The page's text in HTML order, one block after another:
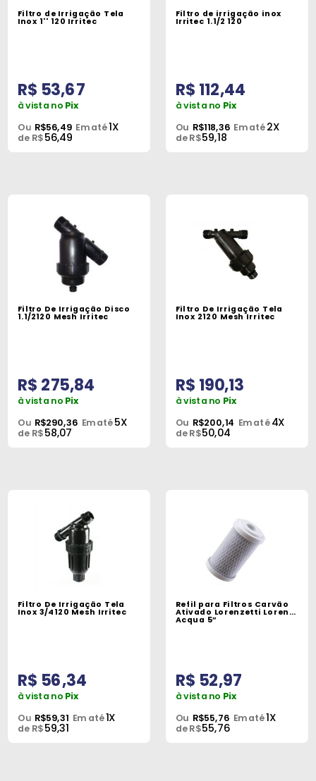
Filtro de Irrigação Tela
Inox 1'' 120 Irritec
R$ 53,67
à vista no Pix
Ou R$56,49 Em até1X
de R$56,49
Filtro de irrigação inox
Irritec 1.1/2 120
R$ 112,44
à vista no Pix
Ou R$118,36 Em até2X
de R$59,18
Filtro De Irrigação Disco
1.1/2120 Mesh Irritec
R$ 275,84
à vista no Pix
Ou R$290,36 Em até5X
de R$58,07
Filtro De Irrigação Tela
Inox 2120 Mesh Irritec
R$ 190,13
à vista no Pix
Ou R$200,14 Em até4X
de R$50,04
Filtro De Irrigação Tela
Inox 3/4120 Mesh Irritec
R$ 56,34
à vista no Pix
Ou R$59,31 Em até1X
de R$59,31
Refil para Filtros Carvão
Ativado Lorenzetti Loren
Acqua 5”
R$ 52,97
à vista no Pix
Ou R$55,76 Em até1X
de R$55,76